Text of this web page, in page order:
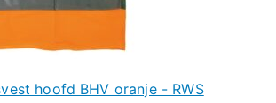
hoofd BHV oranje - RWS